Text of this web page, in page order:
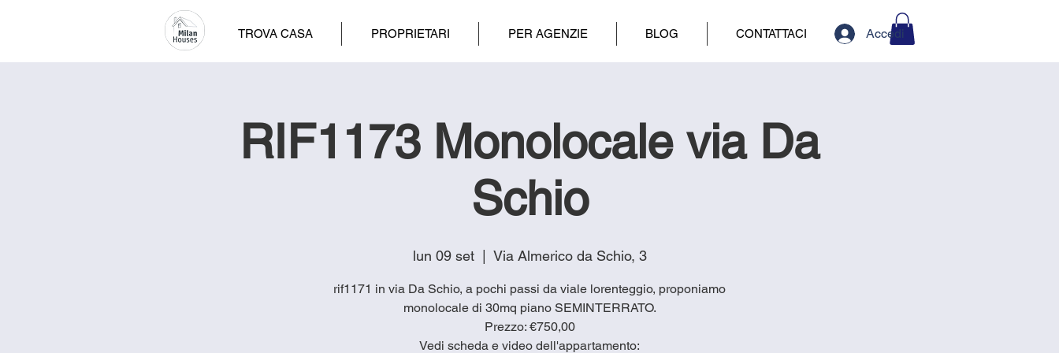
TROVA CASA PROPRIETARI PER AGENZIE BLOG CONTATTACI Accedi
RIF1173 Monolocale via Da
Schio
lun 09 set
  |
Via Almerico da Schio, 3
rif1171 in via Da Schio, a pochi passi da viale lorenteggio, proponiamo
monolocale di 30mq piano SEMINTERRATO.
Prezzo: €750,00
Vedi scheda e video dell'appartamento: